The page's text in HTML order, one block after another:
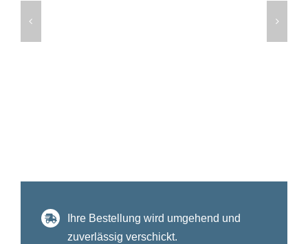
Ihre Bestellung wird umgehend und
zuverlässig verschickt.